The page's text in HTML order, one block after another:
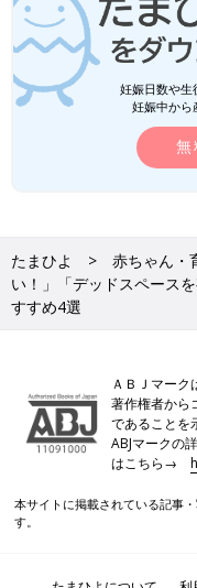
キャ
璧！
グッ
新し
てお
利な
とも
いる
ッズ
なっ
妊娠日数や生
妊娠中から
無
たまひよ 赤ちゃん・
い！」「デッドスペース
すすめ4選
ＡＢＪマーク
著作権者から
であることを
ABJマークの
はこちら→
本サイトに掲載されている記事
す。